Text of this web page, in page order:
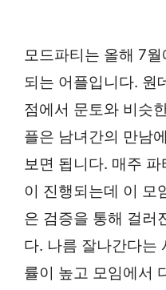
모드파티는 올해 7
되는 어플입니다. 원
점에서 문토와 비슷
플은 남녀간의 만남
보면 됩니다. 매주
이 진행되는데 이 모
은 검증을 통해 걸러
다. 나름 잘나간다는
률이 높고 모임에서